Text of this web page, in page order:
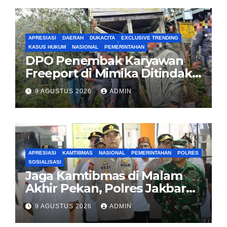
APRESIASI DAERAH DUKACITA
EXCLUSIVE TRENDING
KASUS HUKUM
NASIONAL PEMERINTAHAN
DPO Penembak Karyawan
Freeport di Mimika Ditindak
Satgas Amole-2026 di
Tembagapura
9 AGUSTUS 2026 ADMIN
APRESIASI KAMTIBMAS NASIONAL PEMERINTAHAN
POLRES
SOSIALISASI
Jaga Kamtibmas di Malam
Akhir Pekan, Polres Jakbar
Gelar KRYD Bersama Tiga
Pilar
9 AGUSTUS 2026 ADMIN